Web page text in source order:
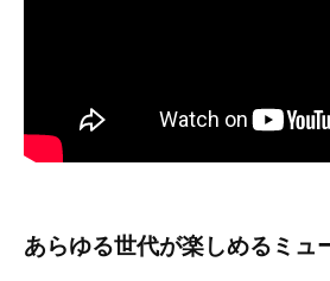
あらゆる世代が楽しめるミュ